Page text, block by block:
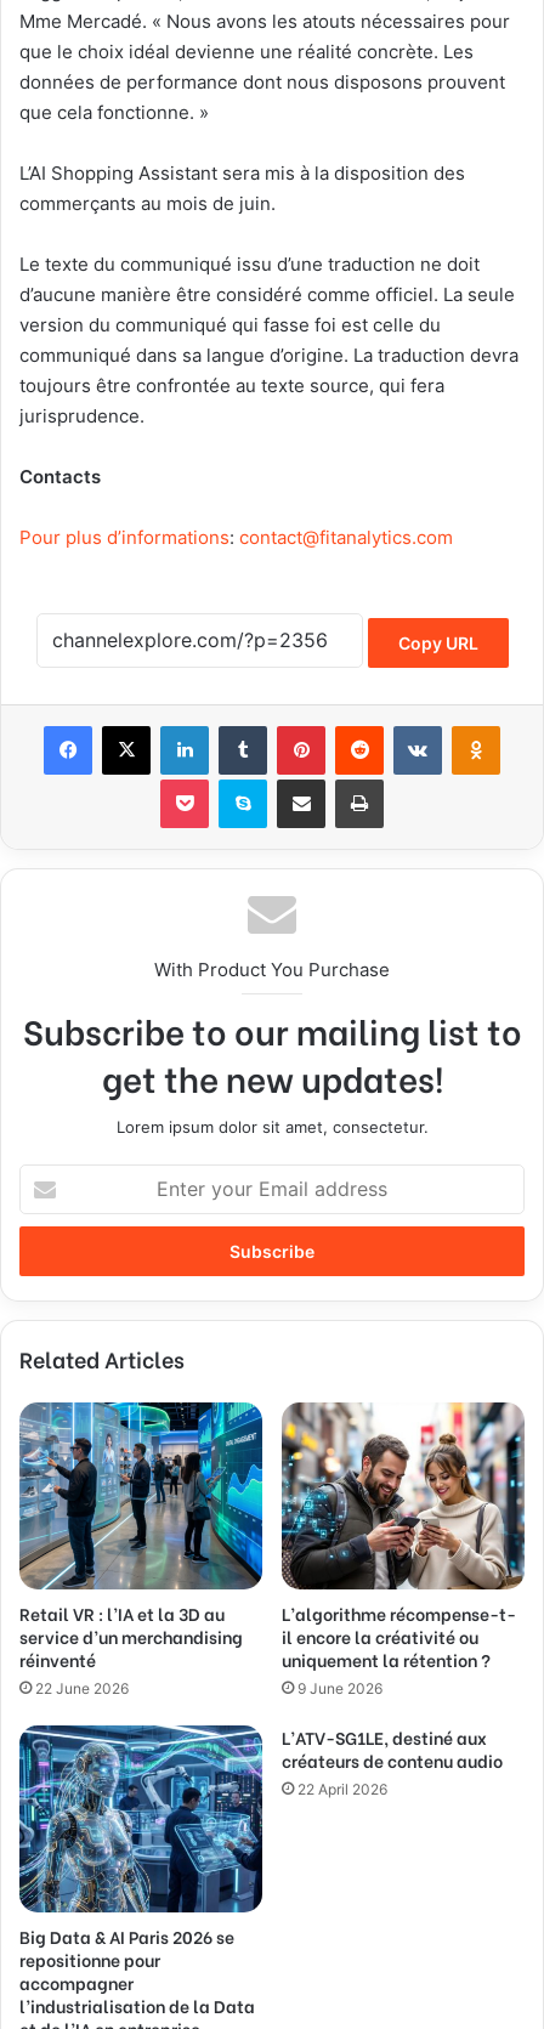
Mme Mercadé. « Nous avons les atouts nécessaires pour
que le choix idéal devienne une réalité concrète. Les
données de performance dont nous disposons prouvent
que cela fonctionne. »
L’AI Shopping Assistant sera mis à la disposition des
commerçants au mois de juin.
Le texte du communiqué issu d’une traduction ne doit
d’aucune manière être considéré comme officiel. La seule
version du communiqué qui fasse foi est celle du
communiqué dans sa langue d’origine. La traduction devra
toujours être confrontée au texte source, qui fera
jurisprudence.
Contacts
Pour plus d’informations: contact@fitanalytics.com
Copy URL
With Product You Purchase
Subscribe to our mailing list to
get the new updates!
Lorem ipsum dolor sit amet, consectetur.
t
r
y
u
E
m
a
i
l
a
d
d
r
e
s
s
Related Articles
Retail VR : l’IA et la 3D au
service d’un merchandising
réinventé
22 June 2026
L’algorithme récompense-t-
il encore la créativité ou
uniquement la rétention ?
9 June 2026
Big Data & AI Paris 2026 se
repositionne pour
accompagner
l’industrialisation de la Data
L’ATV-SG1LE, destiné aux
créateurs de contenu audio
22 April 2026